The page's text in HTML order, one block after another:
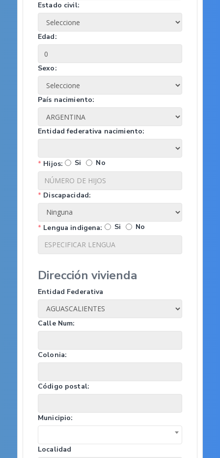
Estado civil:
Edad:
Sexo:
País nacimiento:
Entidad federativa nacimiento:
* Hijos: Si No
* Discapacidad:
* Lengua indigena: Si No
Dirección vivienda
Entidad Federativa
Calle Num:
Colonia:
Código postal:
Municipio:
Localidad